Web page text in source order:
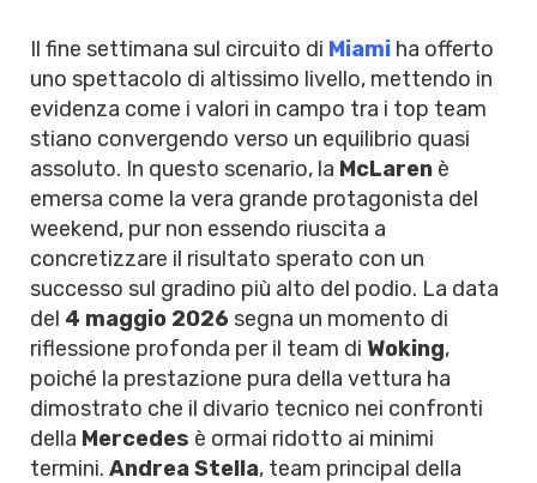
Il fine settimana sul circuito di Miami ha offerto
uno spettacolo di altissimo livello, mettendo in
evidenza come i valori in campo tra i top team
stiano convergendo verso un equilibrio quasi
assoluto. In questo scenario, la McLaren è
emersa come la vera grande protagonista del
weekend, pur non essendo riuscita a
concretizzare il risultato sperato con un
successo sul gradino più alto del podio. La data
del 4 maggio 2026 segna un momento di
riflessione profonda per il team di Woking,
poiché la prestazione pura della vettura ha
dimostrato che il divario tecnico nei confronti
della Mercedes è ormai ridotto ai minimi
termini. Andrea Stella, team principal della